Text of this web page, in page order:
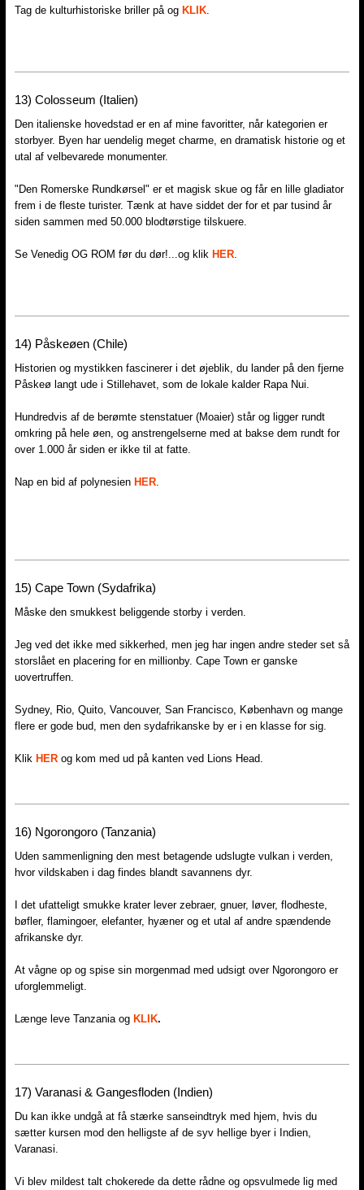
Tag de kulturhistoriske briller på og KLIK
13) Colosseum (Italien)
Den italienske hovedstad er en af mine favoritter, når kategorien er
storbyer. Byen har uendelig meget charme, en dramatisk historie og et
utal af velbevarede monumenter.
"Den Romerske Rundkørsel" er et magisk skue og får en lille gladiator
frem i de fleste turister. Tænk at have siddet der for et par tusind år
siden sammen med 50.000 blodtørstige tilskuere.
Se Venedig OG ROM før du dør!...og klik HER
14) Påskeøen (Chile)
Historien og mystikken fascinerer i det øjeblik, du lander på den fjerne
Påskeø langt ude i Stillehavet, som de lokale kalder Rapa Nui.
Hundredvis af de berømte stenstatuer (Moaier) står og ligger rundt
omkring på hele øen, og anstrengelserne med at bakse dem rundt for
over 1.000 år siden er ikke til at fatte.
Nap en bid af polynesien HER
15) Cape Town (Sydafrika)
Måske den smukkest beliggende storby i verden.
Jeg ved det ikke med sikkerhed, men jeg har ingen andre steder set så
storslået en placering for en millionby. Cape Town er ganske
uovertruffen.
Sydney, Rio, Quito, Vancouver, San Francisco, København og mange
flere er gode bud, men den sydafrikanske by er i en klasse for sig.
Klik HER og kom med ud på kanten ved Lions Head.
16) Ngorongoro (Tanzania)
Uden sammenligning den mest betagende udslugte vulkan i verden,
hvor vildskaben i dag findes blandt savannens dyr.
I det ufatteligt smukke krater lever zebraer, gnuer, løver, flodheste,
bøfler, flamingoer, elefanter, hyæner og et utal af andre spændende
afrikanske dyr.
At vågne op og spise sin morgenmad med udsigt over Ngorongoro er
uforglemmeligt.
Længe leve Tanzania og KLIK.
17) Varanasi & Gangesfloden (Indien)
Du kan ikke undgå at få stærke sanseindtryk med hjem, hvis du
sætter kursen mod den helligste af de syv hellige byer i Indien,
Varanasi.
Vi blev mildest talt chokerede da dette rådne og opsvulmede lig med